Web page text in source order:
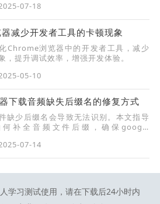
07-18
减少开发者工具的卡顿现象
Chrome浏览器中的开发者工具，减少
，提升调试效率，增强开发体验。
05-10
下载音频缺失后缀名的修复方式
缺少后缀名会导致无法识别。本文指导
何补全音频文件后缀，确保google
07-14
学习测试使用，请在下载后24小时内